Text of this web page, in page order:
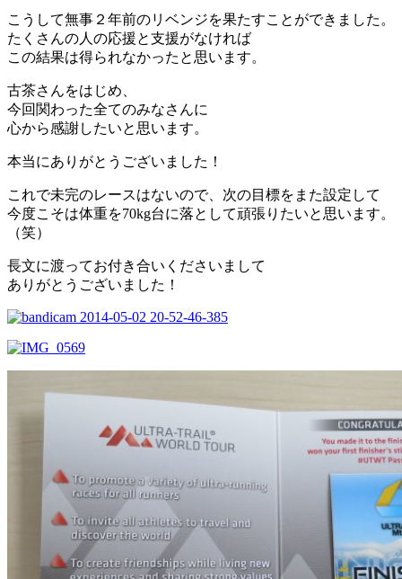
こうして無事２年前のリベンジを果たすことができました。
たくさんの人の応援と支援がなければ
この結果は得られなかったと思います。
古茶さんをはじめ、
今回関わった全てのみなさんに
心から感謝したいと思います。
本当にありがとうございました！
これで未完のレースはないので、次の目標をまた設定して
今度こそは体重を70kg台に落として頑張りたいと思います。
（笑）
長文に渡ってお付き合いくださいまして
ありがとうございました！